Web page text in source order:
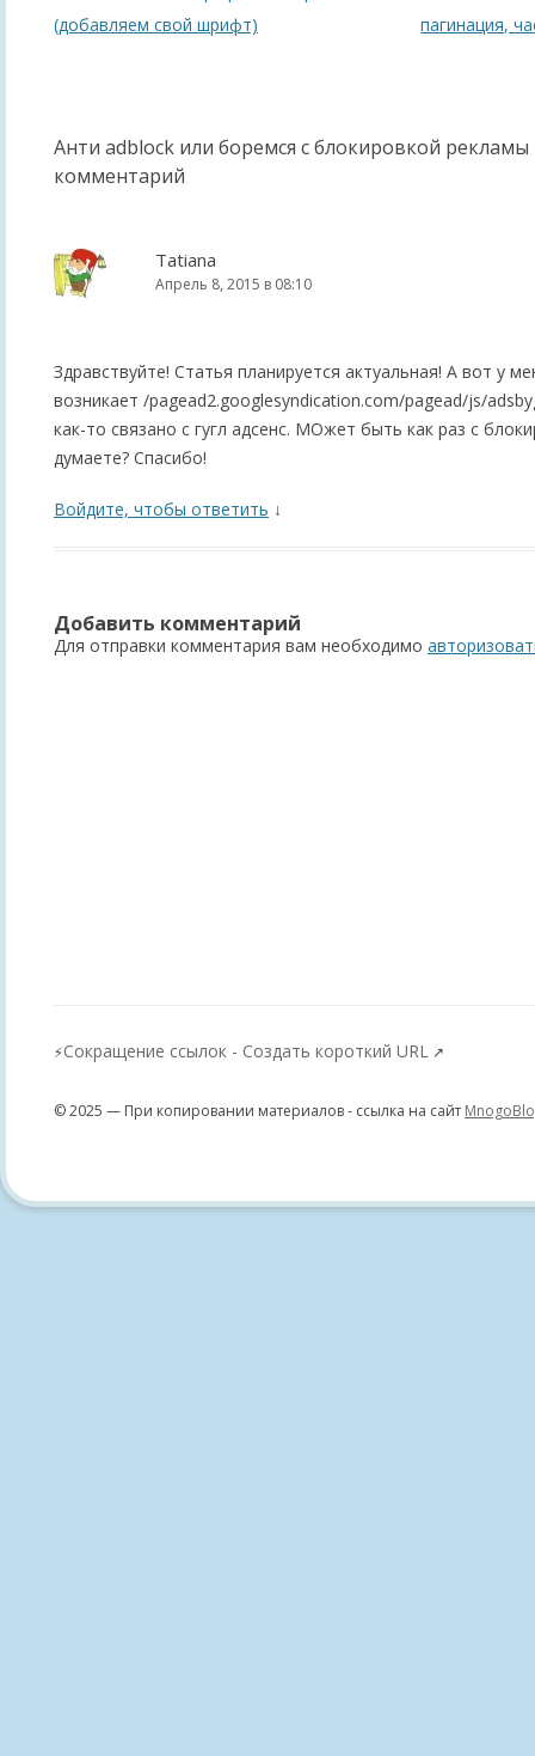
по
(добавляем свой шрифт)
пагинация,
Анти adblock или боремся с блокировкой рекламы
комментарий
Tatiana
Апрель 8, 2015 в 08:10
Здравствуйте! Статья планируется актуальная! А вот у
возникает /pagead2.googlesyndication.com​/pagead​/js​/
как-то связано с гугл адсенс. МОжет быть как раз с
думаете? Спасибо!
Войдите, чтобы ответить ↓
Добавить комментарий
Для отправки комментария вам необходимо
⚡Сокращение ссылок - Создать короткий URL ↗
© 2025 — При копировании материалов - ссылка на сайт